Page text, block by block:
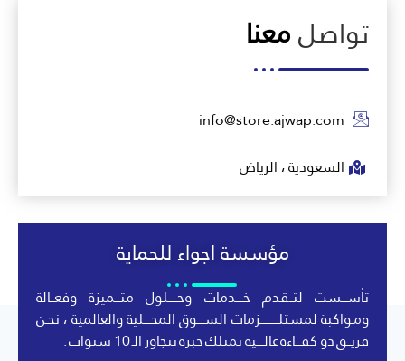
تواصلمعنا
info@store.ajwap.com
السعودية ، الرياض
مؤسسة اجواء للحماية
تأســـست لتــقدم خــــدمات وحـــــلول متـــميزة وفعــالة
ومـواكبة لمستلــــــــــزمات الســــوق المحــــلية والعالمية ، نحـن
فريــق ذو كفـــاءة عالــــية نمتلك خبرة تتجاوز الـ 10 سنوات .